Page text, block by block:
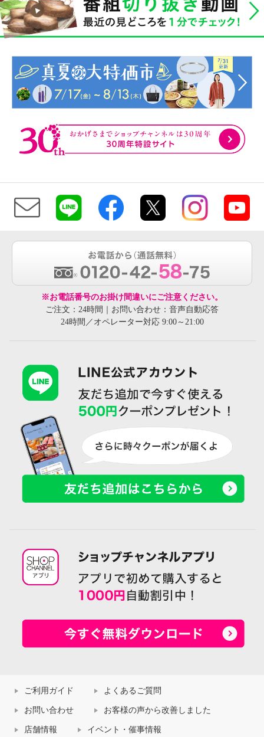
※お電話番号のお掛け間違いにご注意ください。
ご注文：24時間｜お問い合わせ：音声自動応答
24時間／オペレーター対応 9:00～21:00
ご利用ガイド よくあるご質問
お問い合わせ お客様の声から改善しました
店舗情報 イベント・催事情報